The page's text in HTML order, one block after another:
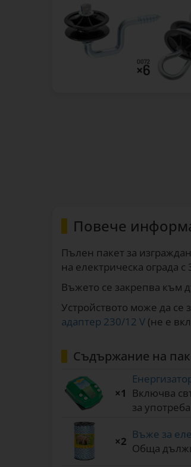
Повече
Пълен пакет за
на електрическа ограда
Въжето се закрепва към
Устройството може да се
адаптер 230/12 V (не е
Съдържание на
×1
Включва
за
×2
Въже за
Обща